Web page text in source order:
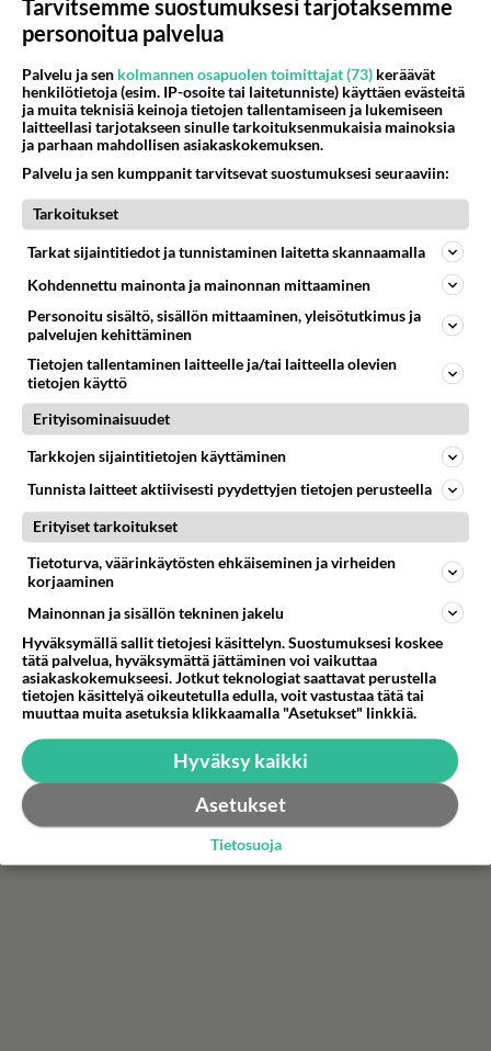
Martina Aitolehti ja Matias Petäistö
Robin Hendry
LUE SEURAAVAKSI
Martina Aitolehti ei säästele sanojaan -
Rehellinen tilitys Erikoisjoukot -kuvauksista
Huomasitko? Erikoisjoukot tippuja Pinja Pinsku
sai kouluttajalta koskettavat sanat
Hoksasitko? Erikoisjoukot Matias Petäjistön
kummitäti tämä julkkisnainen!
Erikoisjoukot: Törkeästi kohdeltu Joona Puhakka
tilittää kouluttajien huonosta käytöksestä
Erikoisjoukot: Kouluttajat rähjäävät heti yhdelle
kokelaalle - Silmätikku!
Erikoisjoukot starttaa - Yksi huolettanut asia nyt
ehkä paremmalla tolalla!
Tarvitsemme suostumuksesi tarjotaksemme
personoitua palvelua
Palvelu ja sen kolmannen osapuolen toimittajat (73) keräävät
henkilötietoja (esim. IP-osoite tai laitetunniste) käyttäen evästeitä
ja muita teknisiä keinoja tietojen tallentamiseen ja lukemiseen
laitteellasi tarjotakseen sinulle tarkoituksenmukaisia mainoksia
ja parhaan mahdollisen asiakaskokemuksen.
Palvelu ja sen kumppanit tarvitsevat suostumuksesi seuraaviin:
Tarkoitukset
Tarkat sijaintitiedot ja tunnistaminen laitetta skannaamalla
Kohdennettu mainonta ja mainonnan mittaaminen
Personoitu sisältö, sisällön mittaaminen, yleisötutkimus ja
palvelujen kehittäminen
Tietojen tallentaminen laitteelle ja/tai laitteella olevien
tietojen käyttö
Erityisominaisuudet
Tarkkojen sijaintitietojen käyttäminen
Tunnista laitteet aktiivisesti pyydettyjen tietojen perusteella
Erityiset tarkoitukset
Tietoturva, väärinkäytösten ehkäiseminen ja virheiden
korjaaminen
Mainonnan ja sisällön tekninen jakelu
Hyväksymällä sallit tietojesi käsittelyn. Suostumuksesi koskee
tätä palvelua, hyväksymättä jättäminen voi vaikuttaa
asiakaskokemukseesi. Jotkut teknologiat saattavat perustella
tietojen käsittelyä oikeutetulla edulla, voit vastustaa tätä tai
muuttaa muita asetuksia klikkaamalla "Asetukset" linkkiä.
Hyväksy kaikki
Asetukset
Tietosuoja